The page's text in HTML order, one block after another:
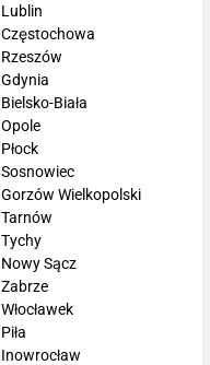
Lublin
Częstochowa
Rzeszów
Gdynia
Bielsko-Biała
Opole
Płock
Sosnowiec
Gorzów Wielkopolski
Tarnów
Tychy
Nowy Sącz
Zabrze
Włocławek
Piła
Inowrocław